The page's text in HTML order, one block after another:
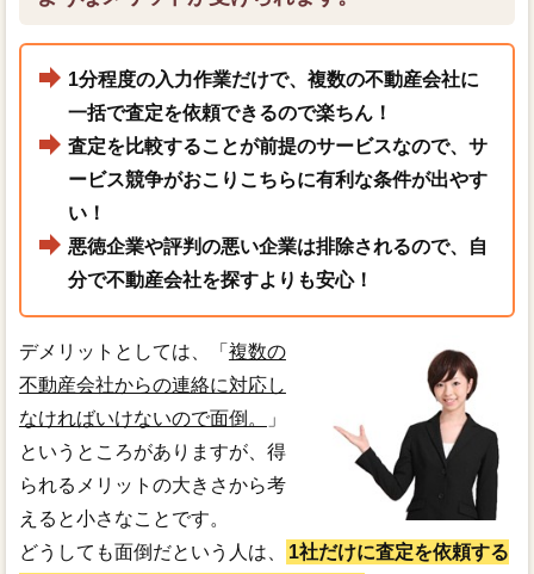
1分程度の入力作業だけで、複数の不動産会社に
一括で査定を依頼できるので楽ちん！
査定を比較することが前提のサービスなので、サ
ービス競争がおこりこちらに有利な条件が出やす
い！
悪徳企業や評判の悪い企業は排除されるので、自
分で不動産会社を探すよりも安心！
デメリットとしては、「 複数の
不動産会社からの連絡に対応し
なければいけないので面倒。
」
というところがありますが、得
られるメリットの大きさから考
えると小さなことです。
どうしても面倒だという人は、
1社だけに査定を依頼する